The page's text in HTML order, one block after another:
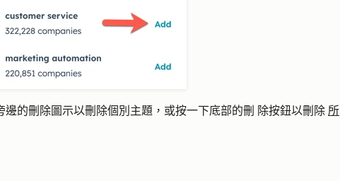
邊的刪除圖示以刪除個別主題，或按一下底部的刪 除按鈕以刪除 所